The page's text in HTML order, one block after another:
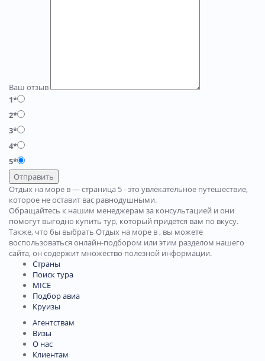
Ваш отзыв
1*
2*
3*
4*
5*
Отправить
Отдых на море в — страница 5 - это увлекательное путешествие,
которое не оставит вас равнодушными.
Обращайтесь к нашим менеджерам за консультацией и они
помогут выгодно купить тур, который придется вам по вкусу.
Также, что бы выбрать Отдых на море в , вы можете
воспользоваться онлайн-подбором или этим разделом нашего
сайта, он содержит множество полезной информации.
Страны
Поиск тура
MICE
Подбор авиа
Круизы
Агентствам
Визы
О нас
Клиентам